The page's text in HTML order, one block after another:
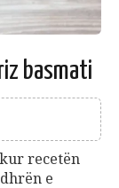
basmati
recetën
e